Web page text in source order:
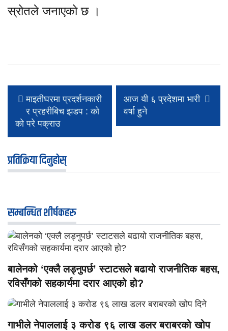
स्रोतले जनाएको छ ।
माइतीघरमा प्रदर्शनकारी
र प्रहरीबिच झडप : काे
काे परे पक्राउ
आज यी ६ प्रदेशमा भारी
वर्षा हुने
प्रतिक्रिया दिनुहोस्
सम्बन्धित शीर्षकहरु
बालेनको ‘एक्लै लड्नुपर्छ’ स्टाटसले बढायो राजनीतिक बहस,
रविसँगको सहकार्यमा दरार आएको हो?
गाभीले नेपाललाई ३ करोड ९६ लाख डलर बराबरको खोप